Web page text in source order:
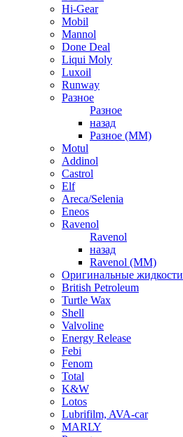
Hi-Gear
Mobil
Mannol
Done Deal
Liqui Moly
Luxoil
Runway
Разное
Разное
назад
Разное (ММ)
Motul
Addinol
Castrol
Elf
Areca/Selenia
Eneos
Ravenol
Ravenol
назад
Ravenol (ММ)
Оригинальные жидкости
British Petroleum
Turtle Wax
Shell
Valvoline
Energy Release
Febi
Fenom
Total
K&W
Lotos
Lubrifilm, AVA-car
MARLY